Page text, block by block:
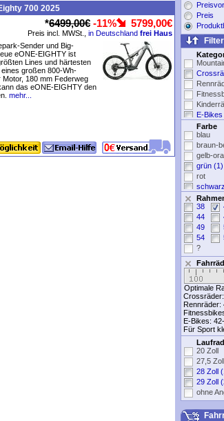
700 2025
*6499,00€ -11% 5799,00€
Preis incl. MWSt., in Deutschland frei Haus
Sender und Big-
eONE-EIGHTY ist
Lines und härtesten
großen 800-Wh-
180 mm Federweg
das eONE-EIGHTY den
mehr...
Preis
E-Bikes
Farbe
blau
braun-
gelb-
grün (1)
rot
silber-
weiß
ohne
38
44
49
54
?
Optimale
Crossräder:
Rennräder:
E-Bikes:
Für Sport
20 Zoll
27,5 Zoll
28 Zoll
29 Zoll
ohne